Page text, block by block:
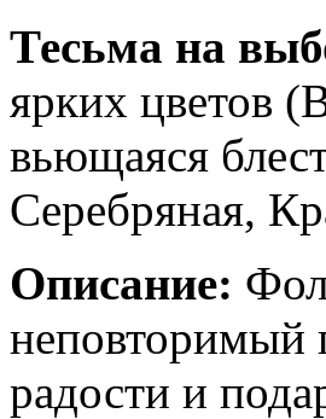
Тесьма на
ярких цветов
вьющаяся
Серебряная,
Описание:
неповторимый
радости и